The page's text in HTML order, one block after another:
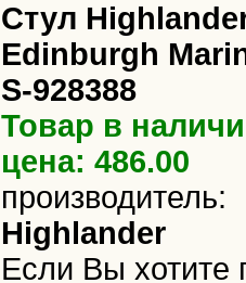
Стул
Edinburgh
S-928388
Товар в
цена: 486.00
производитель:
Highlander
Если Вы хотите